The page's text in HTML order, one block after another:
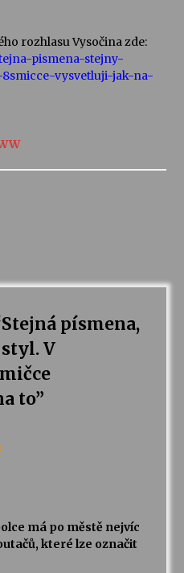
rozhlasu Vysočina zde:
pismena-stejny-
vysvetluji-jak-na-
Stejná písmena,
V
to”
má po městě nejvíc
které lze označit